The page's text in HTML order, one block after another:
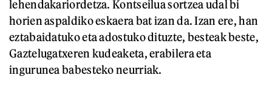
lehendakariordetza. Kontseilua sortzea udal bi
horien aspaldiko eskaera bat izan da. Izan ere, han
eztabaidatuko eta adostuko dituzte, besteak beste,
Gaztelugatxeren kudeaketa, erabilera eta
ingurunea babesteko neurriak.